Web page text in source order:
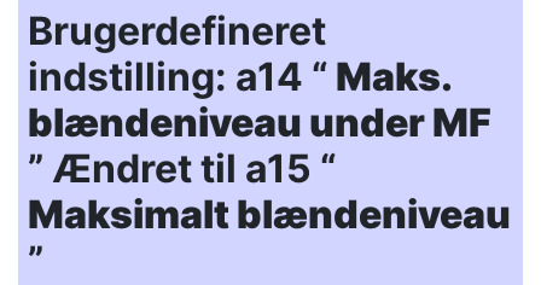
Brugerdefineret
indstilling: a14 “ Maks.
blændeniveau under MF
” Ændret til a15 “
Maksimalt blændeniveau
”